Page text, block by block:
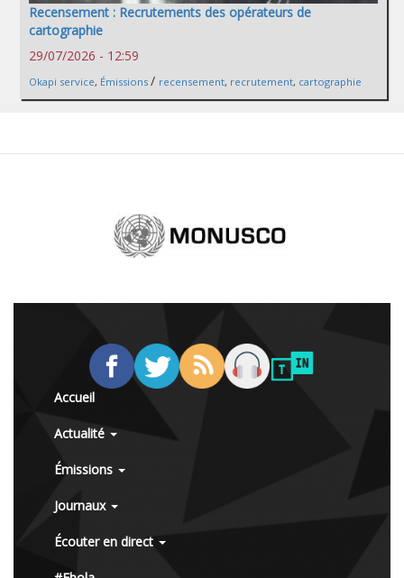
Recensement : Recrutements des opérateurs de
cartographie
29/07/2026 - 12:59
Okapi service, Émissions / recensement, recrutement, cartographie
Accueil
Actualité
Émissions
Journaux
Écouter en direct